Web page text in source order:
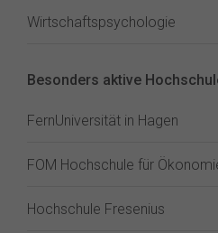
Wirtschaftspsychologie
Besonders aktive
FernUniversität in Hagen
FOM Hochschule für
Hochschule Fresenius